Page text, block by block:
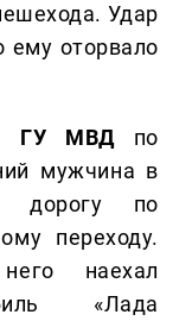
Удар
ему оторвало
ГУ МВДпо
мужчина в
дорогу по
переходу.
наехал
«Лада